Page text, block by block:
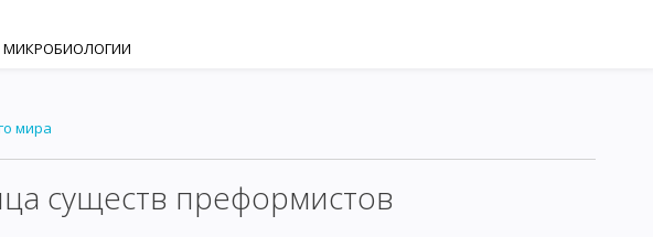
МИКРОБИОЛОГИИ
мира
существ преформистов